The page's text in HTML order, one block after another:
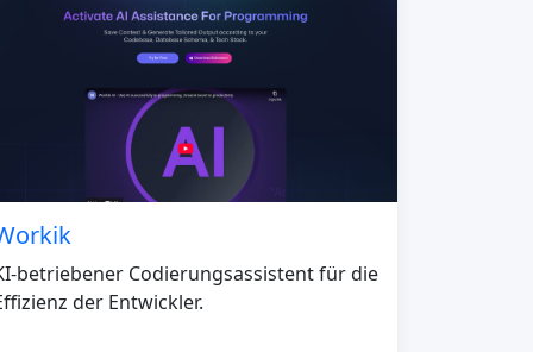
betriebener Codierungsassistent für die
der Entwickler.